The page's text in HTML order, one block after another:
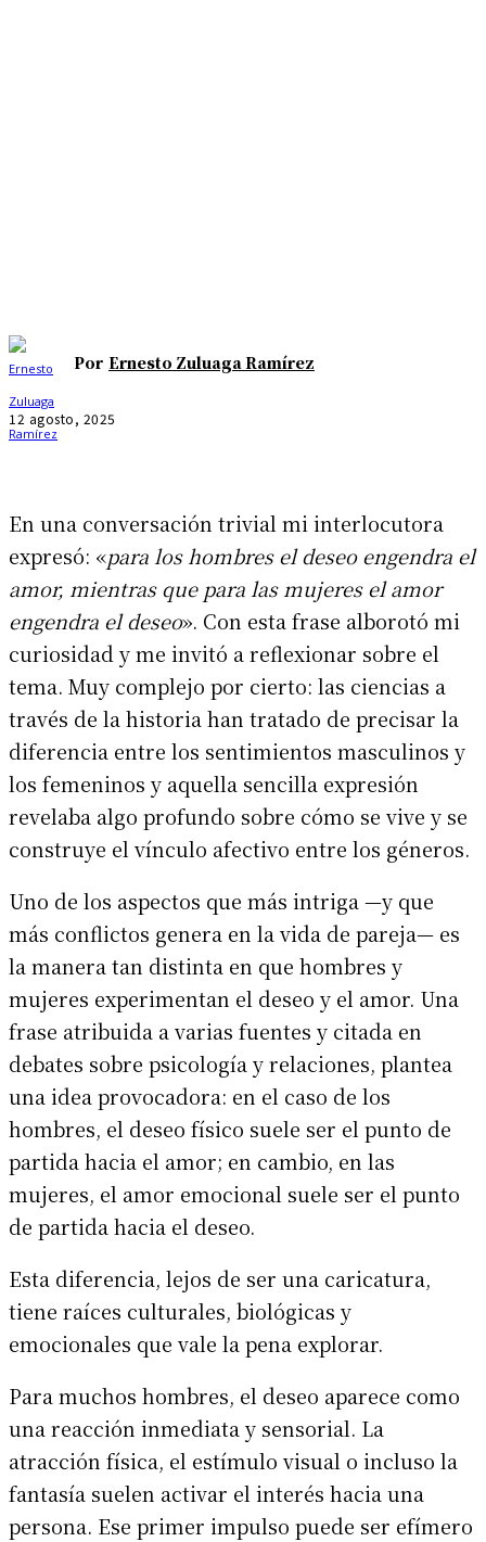
Por Ernesto Zuluaga Ramírez
12 agosto, 2025
En una conversación trivial mi interlocutora
expresó: «para los hombres el deseo engendra el
amor, mientras que para las mujeres el amor
engendra el deseo». Con esta frase alborotó mi
curiosidad y me invitó a reflexionar sobre el
tema. Muy complejo por cierto: las ciencias a
través de la historia han tratado de precisar la
diferencia entre los sentimientos masculinos y
los femeninos y aquella sencilla expresión
revelaba algo profundo sobre cómo se vive y se
construye el vínculo afectivo entre los géneros.
Uno de los aspectos que más intriga —y que
más conflictos genera en la vida de pareja— es
la manera tan distinta en que hombres y
mujeres experimentan el deseo y el amor. Una
frase atribuida a varias fuentes y citada en
debates sobre psicología y relaciones, plantea
una idea provocadora: en el caso de los
hombres, el deseo físico suele ser el punto de
partida hacia el amor; en cambio, en las
mujeres, el amor emocional suele ser el punto
de partida hacia el deseo.
Esta diferencia, lejos de ser una caricatura,
tiene raíces culturales, biológicas y
emocionales que vale la pena explorar.
Para muchos hombres, el deseo aparece como
una reacción inmediata y sensorial. La
atracción física, el estímulo visual o incluso la
fantasía suelen activar el interés hacia una
persona. Ese primer impulso puede ser efímero